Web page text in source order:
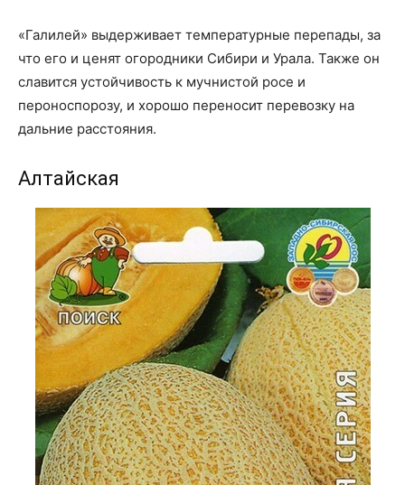
«Галилей» выдерживает температурные перепады, за
что его и ценят огородники Сибири и Урала. Также он
славится устойчивость к мучнистой росе и
пероноспорозу, и хорошо переносит перевозку на
дальние расстояния.
Алтайская